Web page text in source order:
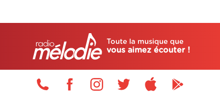
Toute la musique que
vous aimez écouter !